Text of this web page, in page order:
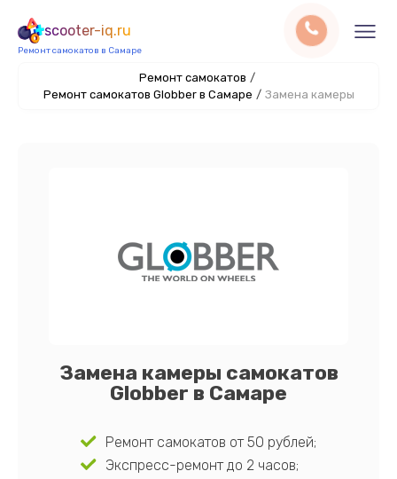
scooter-iq.ru
Ремонт самокатов в Самаре
Ремонт самокатов /
Ремонт самокатов Globber в Самаре / Замена камеры
Замена камеры самокатов
Globber в Самаре
Ремонт самокатов от 50 рублей;
Экспресс-ремонт до 2 часов;